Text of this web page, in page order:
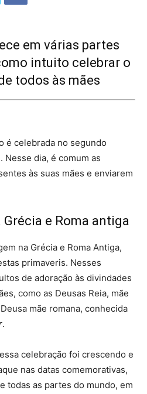
em várias partes
intuito celebrar o
todos às mães
é celebrada no segundo
Nesse dia, é comum as
às suas mães e enviarem
e Roma antiga
na Grécia e Roma Antiga,
primaveris. Nesses
de adoração às divindades
como as Deusas Reia, mãe
mãe romana, conhecida
.
celebração foi crescendo e
nas datas comemorativas,
todas as partes do mundo, em